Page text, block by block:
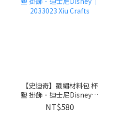
【史迪奇】戳繡材料包 杯
墊 掛飾．迪士尼Disney｜
2033023 Xiu Crafts
NT$580